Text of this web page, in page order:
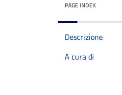
PAGE INDEX
Descrizione
A cura di